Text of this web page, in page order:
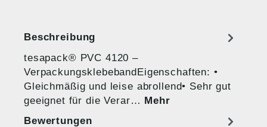
Beschreibung
tesapack® PVC 4120 –
VerpackungsklebebandEigenschaften: •
Gleichmäßig und leise abrollend• Sehr gut
geeignet für die Verar… Mehr
Bewertungen